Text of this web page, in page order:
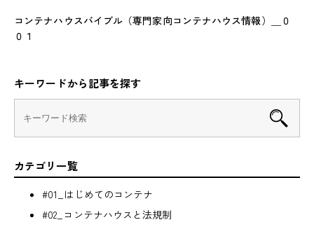
コンテナハウスバイブル（専門家向コンテナハウス情報）＿０
０１
キーワードから記事を探す
カテゴリ一覧
#01_はじめてのコンテナ
#02_コンテナハウスと法規制